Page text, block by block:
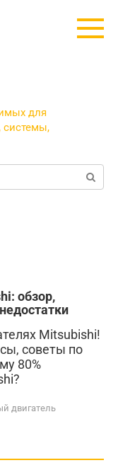
для
системы,
обзор,
Mitsubishi!
советы по
80%
двигатель